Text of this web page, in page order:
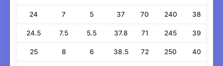
24 7 5 37 70 240 38
24.5 7.5 5.5 37.8 71 245 39
25 8 6 38.5 72 250 40